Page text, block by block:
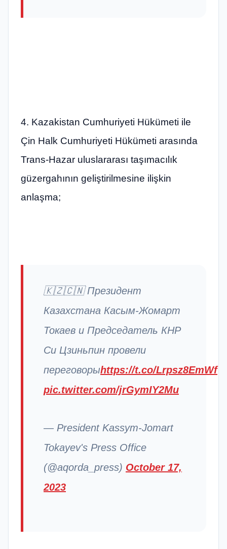
4. Kazakistan Cumhuriyeti Hükümeti ile
Çin Halk Cumhuriyeti Hükümeti arasında
Trans-Hazar uluslararası taşımacılık
güzergahının geliştirilmesine ilişkin
anlaşma;
🇰🇿🇨🇳 Президент
Казахстана Касым-Жомарт
Токаев и Председатель КНР
Си Цзиньпин провели
переговорыhttps://t.co/Lrpsz8EmWf
pic.twitter.com/jrGymIY2Mu
— President Kassym-Jomart
Tokayev's Press Office
(@aqorda_press) October 17,
2023